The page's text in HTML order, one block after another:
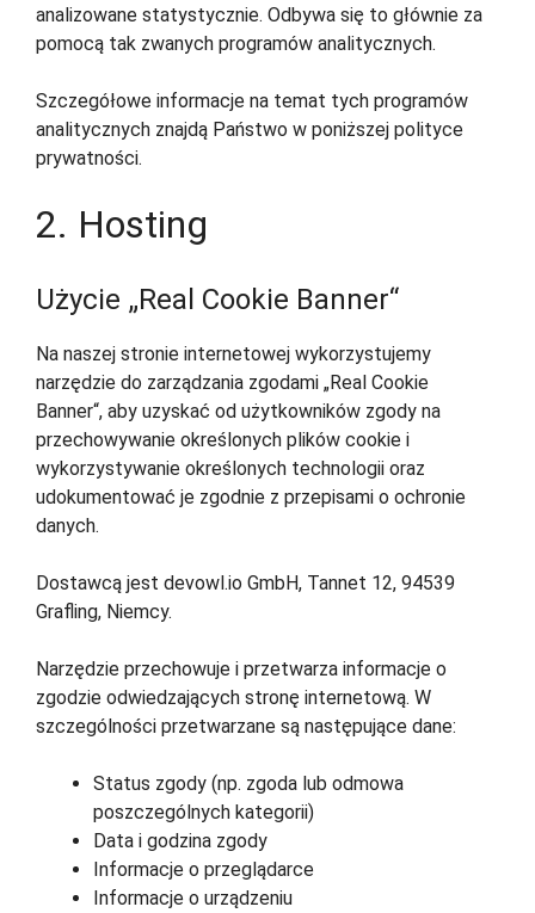
analizowane statystycznie. Odbywa się to głównie za
pomocą tak zwanych programów analitycznych.
Szczegółowe informacje na temat tych programów
analitycznych znajdą Państwo w poniższej polityce
prywatności.
2. Hosting
Użycie „Real Cookie Banner“
Na naszej stronie internetowej wykorzystujemy
narzędzie do zarządzania zgodami „Real Cookie
Banner“, aby uzyskać od użytkowników zgody na
przechowywanie określonych plików cookie i
wykorzystywanie określonych technologii oraz
udokumentować je zgodnie z przepisami o ochronie
danych.
Dostawcą jest devowl.io GmbH, Tannet 12, 94539
Grafling, Niemcy.
Narzędzie przechowuje i przetwarza informacje o
zgodzie odwiedzających stronę internetową. W
szczególności przetwarzane są następujące dane:
Status zgody (np. zgoda lub odmowa
poszczególnych kategorii)
Data i godzina zgody
Informacje o przeglądarce
Informacje o urządzeniu